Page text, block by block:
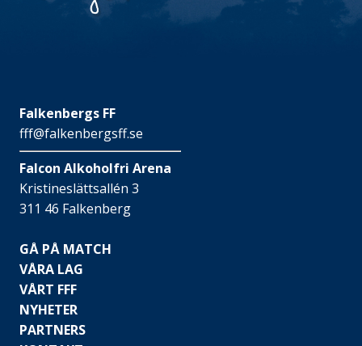
Falkenbergs FF
fff@falkenbergsff.se
Falcon Alkoholfri Arena
Kristineslättsallén 3
311 46 Falkenberg
GÅ PÅ MATCH
VÅRA LAG
VÅRT FFF
NYHETER
PARTNERS